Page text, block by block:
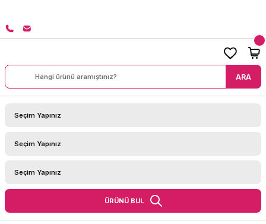
ARA
ÜRÜNÜ BUL